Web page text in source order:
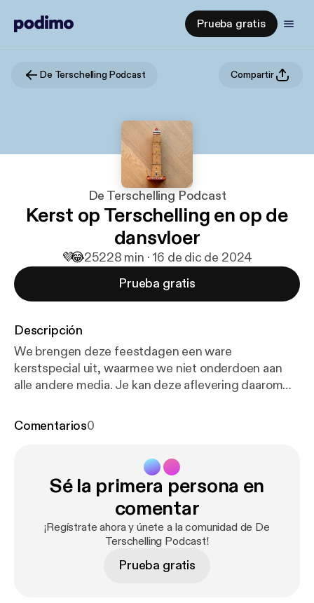
Prueba gratis
De Terschelling Podcast Compartir
De Terschelling Podcast
Kerst op Terschelling en op de
dansvloer
💜😂25228 min · 16 de dic de 2024
Prueba gratis
Descripción
We brengen deze feestdagen een ware
kerstspecial uit, waarmee we niet onderdoen aan
alle andere media. Je kan deze aflevering daarom
kerstdagen om met de familie te genieten van
kerstige activiteiten die Terschelling deze winter te
bieden heeft.
Comentarios0
Sé la primera persona en
comentar
¡Regístrate ahora y únete a la comunidad de De
Terschelling Podcast!
Prueba gratis